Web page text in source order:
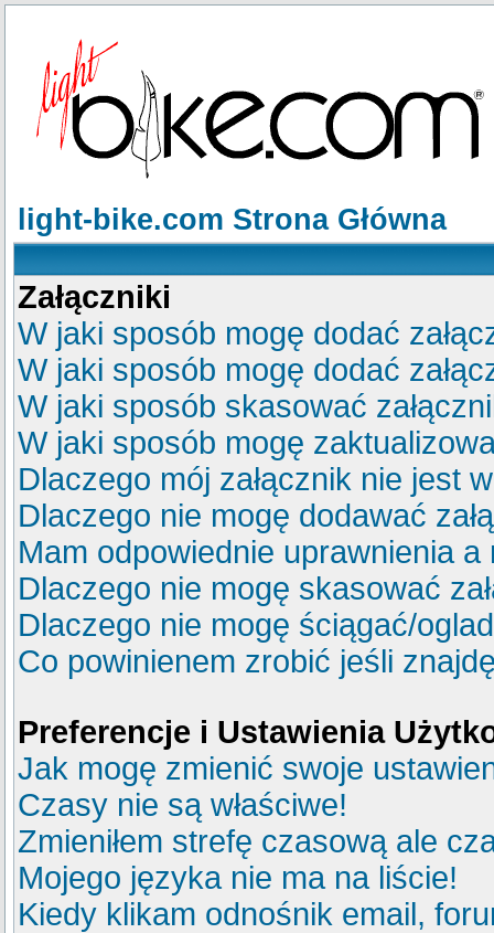
light-bike.com Strona Główna
Załączniki
W jaki sposób mogę dodać
W jaki sposób mogę dodać
W jaki sposób skasować
W jaki sposób mogę
Dlaczego mój załącznik nie jest
Dlaczego nie mogę dodawać
Mam odpowiednie uprawnienia
Dlaczego nie mogę skasować
Dlaczego nie mogę ściągać/
Co powinienem zrobić jeśli
Preferencje i Ustawienia
Jak mogę zmienić swoje
Czasy nie są właściwe!
Zmieniłem strefę czasową ale
Mojego języka nie ma na liście!
Kiedy klikam odnośnik email,